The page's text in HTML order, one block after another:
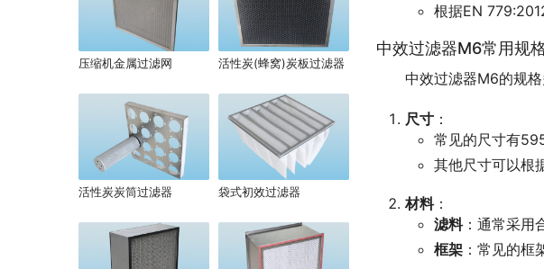
根据EN
中效过滤器M6常用规
中效过滤器M6的规
尺寸 ：
常见的尺寸有
其他尺寸可以根
材料：
滤料：通常采用
框架 ：常见的框
压缩机金属过滤网 活性炭(蜂窝)炭板过滤器
活性炭炭筒过滤器 袋式初效过滤器